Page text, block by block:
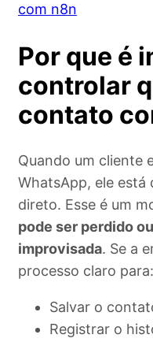
com n8n
Por que é
controlar
contato
Quando um cliente
WhatsApp, ele
direto. Esse é um
pode ser perdido
improvisada. Se a
processo claro para:
Salvar o
Registrar o